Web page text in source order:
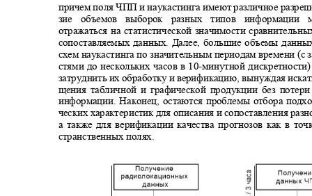
причем поля ЧПП и наукастинга имеют различное
зие объемов выборок разных типов
отражаться на статистической значимости
сопоставляемых данных. Далее, большие объемы
схем наукастинга по значительным периодам времени (с
стями до нескольких часов в 10-минутной
затруднить их обработку и верификацию, вынуждая
щения табличной и графической продукции без
информации. Наконец, остаются проблемы отбора
ческих характеристик для описания и сопоставления
а также для верификации качества прогнозов как в
странственных полях.